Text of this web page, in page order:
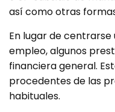
así como otras
En lugar de
empleo, algunos
financiera general.
procedentes de las
habituales.